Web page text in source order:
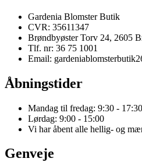
Gardenia Blomster Butik
CVR: 35611347
Brøndbyøster Torv 24, 2605
Tlf. nr: 36 75 1001
Email:
Åbningstider
Mandag til fredag: 9:30 - 17:30
Lørdag: 9:00 - 15:00
Vi har åbent alle hellig- og
Genveje